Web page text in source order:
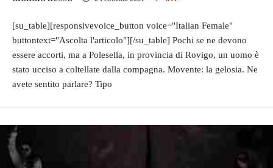
[su_table][responsivevoice_button voice="Italian Female"
buttontext="Ascolta l'articolo"][/su_table] Pochi se ne devono
essere accorti, ma a Polesella, in provincia di Rovigo, un uomo è
stato ucciso a coltellate dalla compagna. Movente: la gelosia. Ne
avete sentito parlare? Tipo